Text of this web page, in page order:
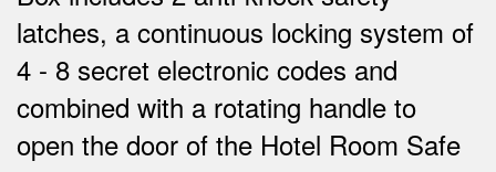
latches, a continuous locking system of
4 - 8 secret electronic codes and
combined with a rotating handle to
open the door of the Hotel Room Safe